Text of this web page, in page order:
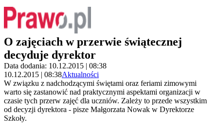
O zajęciach w przerwie świątecznej
decyduje dyrektor
Data dodania: 10.12.2015 | 08:38
10.12.2015 | 08:38Aktualności
W związku z nadchodzącymi świętami oraz feriami zimowymi
warto się zastanowić nad praktycznymi aspektami organizacji w
czasie tych przerw zajęć dla uczniów. Zależy to przede wszystkim
od decyzji dyrektora - pisze Małgorzata Nowak w Dyrektorze
Szkoły.